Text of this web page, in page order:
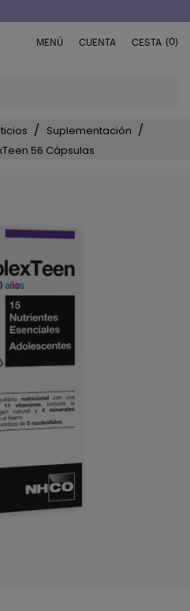
MENÚ CUENTA CESTA (0)
Suplementación
56 Cápsulas